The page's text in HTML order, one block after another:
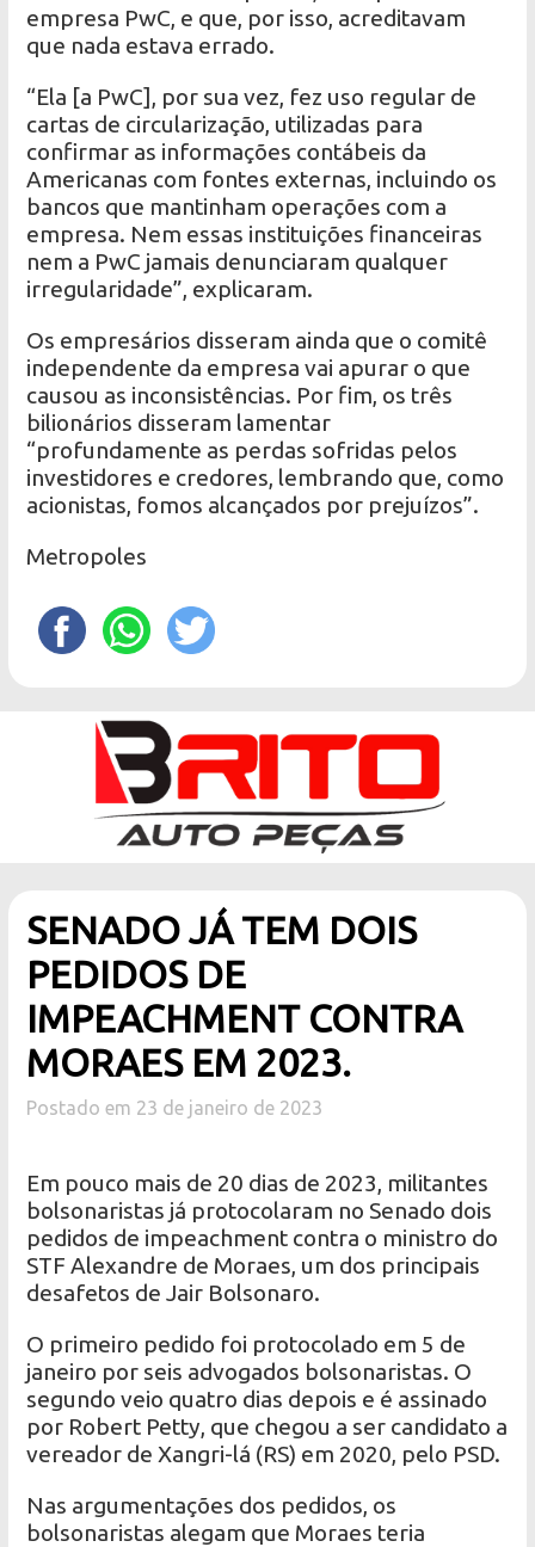
empresa PwC, e que, por isso, acreditavam
que nada estava errado.
“Ela [a PwC], por sua vez, fez uso regular de
cartas de circularização, utilizadas para
confirmar as informações contábeis da
Americanas com fontes externas, incluindo os
bancos que mantinham operações com a
empresa. Nem essas instituições financeiras
nem a PwC jamais denunciaram qualquer
irregularidade”, explicaram.
Os empresários disseram ainda que o comitê
independente da empresa vai apurar o que
causou as inconsistências. Por fim, os três
bilionários disseram lamentar
“profundamente as perdas sofridas pelos
investidores e credores, lembrando que, como
acionistas, fomos alcançados por prejuízos”.
Metropoles
SENADO JÁ TEM DOIS
PEDIDOS DE
IMPEACHMENT CONTRA
MORAES EM 2023.
Postado em 23 de janeiro de 2023
Em pouco mais de 20 dias de 2023, militantes
bolsonaristas já protocolaram no Senado dois
pedidos de impeachment contra o ministro do
STF Alexandre de Moraes, um dos principais
desafetos de Jair Bolsonaro.
O primeiro pedido foi protocolado em 5 de
janeiro por seis advogados bolsonaristas. O
segundo veio quatro dias depois e é assinado
por Robert Petty, que chegou a ser candidato a
vereador de Xangri-lá (RS) em 2020, pelo PSD.
Nas argumentações dos pedidos, os
bolsonaristas alegam que Moraes teria